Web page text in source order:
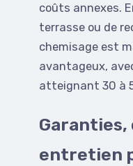
coûts annexes.
terrasse ou de
chemisage est
avantageux,
atteignant 30 à
entretien